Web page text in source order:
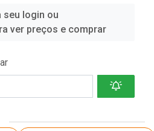
seu login ou
ver preços e comprar